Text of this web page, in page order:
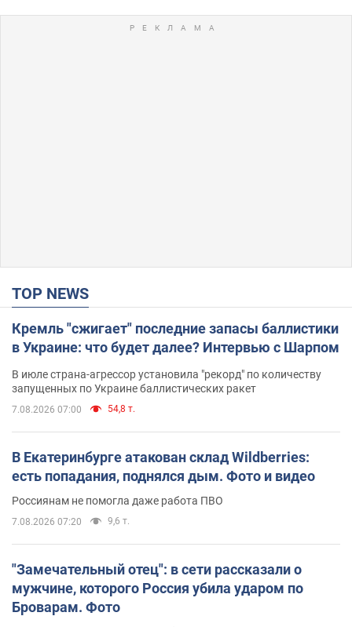
TOP NEWS
Кремль "сжигает" последние запасы баллистики
в Украине: что будет далее? Интервью с Шарпом
В июле страна-агрессор установила "рекорд" по количеству
запущенных по Украине баллистических ракет
7.08.2026 07:00 54,8 т.
В Екатеринбурге атакован склад Wildberries:
есть попадания, поднялся дым. Фото и видео
Россиянам не помогла даже работа ПВО
7.08.2026 07:20 9,6 т.
"Замечательный отец": в сети рассказали о
мужчине, которого Россия убила ударом по
Броварам. Фото